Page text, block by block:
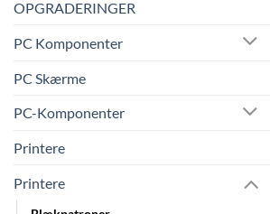
OPGRADERINGER
PC Komponenter
PC Skærme
PC-Komponenter
Printere
Printere